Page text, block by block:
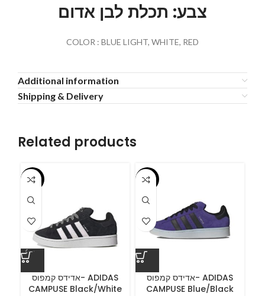
צבע: תכלת לבן אדום
COLOR : BLUE LIGHT, WHITE, RED
Additional information
Shipping & Delivery
Related products
-55%
אדידס קמפוס- ADIDAS
CAMPUSE Black/White
-55%
אדידס קמפוס- ADIDAS
CAMPUSE Blue/Black